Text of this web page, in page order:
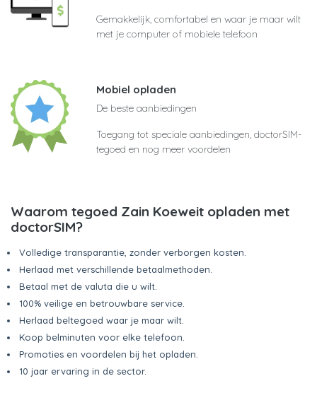
Gemakkelijk, comfortabel en waar je maar wilt
met je computer of mobiele telefoon
Mobiel opladen
De beste aanbiedingen
Toegang tot speciale aanbiedingen, doctorSIM-
tegoed en nog meer voordelen
Waarom tegoed Zain Koeweit opladen met
doctorSIM?
Volledige transparantie, zonder verborgen kosten.
Herlaad met verschillende betaalmethoden.
Betaal met de valuta die u wilt.
100% veilige en betrouwbare service.
Herlaad beltegoed waar je maar wilt.
Koop belminuten voor elke telefoon.
Promoties en voordelen bij het opladen.
10 jaar ervaring in de sector.